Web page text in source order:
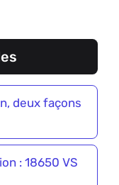
deux façons
: 18650 VS